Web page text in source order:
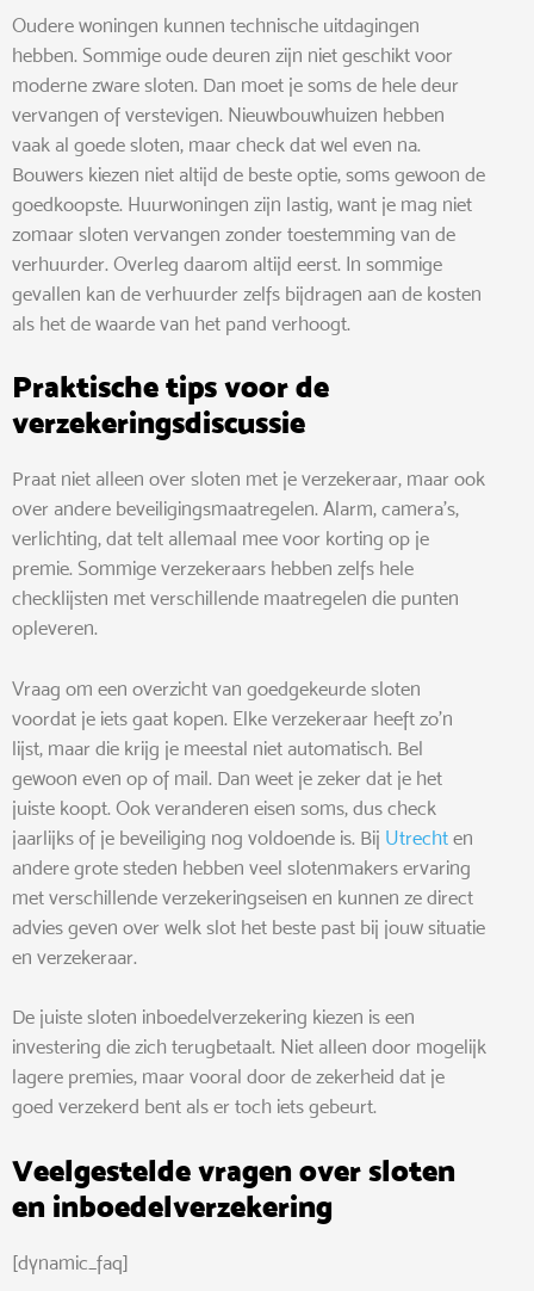
Oudere woningen kunnen technische uitdagingen
hebben. Sommige oude deuren zijn niet geschikt voor
moderne zware sloten. Dan moet je soms de hele deur
vervangen of verstevigen. Nieuwbouwhuizen hebben
vaak al goede sloten, maar check dat wel even na.
Bouwers kiezen niet altijd de beste optie, soms gewoon de
goedkoopste. Huurwoningen zijn lastig, want je mag niet
zomaar sloten vervangen zonder toestemming van de
verhuurder. Overleg daarom altijd eerst. In sommige
gevallen kan de verhuurder zelfs bijdragen aan de kosten
als het de waarde van het pand verhoogt.
Praktische tips voor de
verzekeringsdiscussie
Praat niet alleen over sloten met je verzekeraar, maar ook
over andere beveiligingsmaatregelen. Alarm, camera’s,
verlichting, dat telt allemaal mee voor korting op je
premie. Sommige verzekeraars hebben zelfs hele
checklijsten met verschillende maatregelen die punten
opleveren.
Vraag om een overzicht van goedgekeurde sloten
voordat je iets gaat kopen. Elke verzekeraar heeft zo’n
lijst, maar die krijg je meestal niet automatisch. Bel
gewoon even op of mail. Dan weet je zeker dat je het
juiste koopt. Ook veranderen eisen soms, dus check
jaarlijks of je beveiliging nog voldoende is. Bij Utrecht en
andere grote steden hebben veel slotenmakers ervaring
met verschillende verzekeringseisen en kunnen ze direct
advies geven over welk slot het beste past bij jouw situatie
en verzekeraar.
De juiste sloten inboedelverzekering kiezen is een
investering die zich terugbetaalt. Niet alleen door mogelijk
lagere premies, maar vooral door de zekerheid dat je
goed verzekerd bent als er toch iets gebeurt.
Veelgestelde vragen over sloten
en inboedelverzekering
[dynamic_faq]